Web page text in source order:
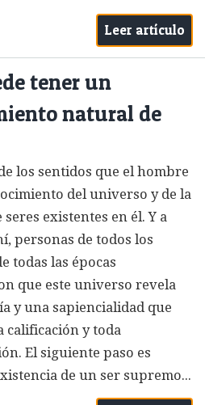
Leer artículo
tener un
natural de
los sentidos que el hombre
del universo y de la
existentes en él. Y a
personas de todos los
todas las épocas
que este universo revela
y una sapiencialidad que
calificación y toda
El siguiente paso es
de un ser supremo...